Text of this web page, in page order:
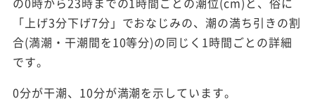
「上げ3分下げ7分」でおなじみの、潮の満ち引きの割
合(満潮・干潮間を10等分)の同じく1時間ごとの詳細
です。
0分が干潮、10分が満潮を示しています。